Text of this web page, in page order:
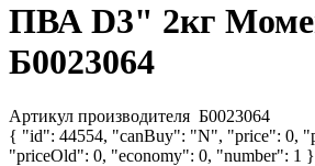
ПВА D3" 2кг
Б0023064
Артикул производителя Б0023064
{ "id": 44554, "canBuy": "N", "price": 0,
"priceOld": 0, "economy": 0, "number": 1 }